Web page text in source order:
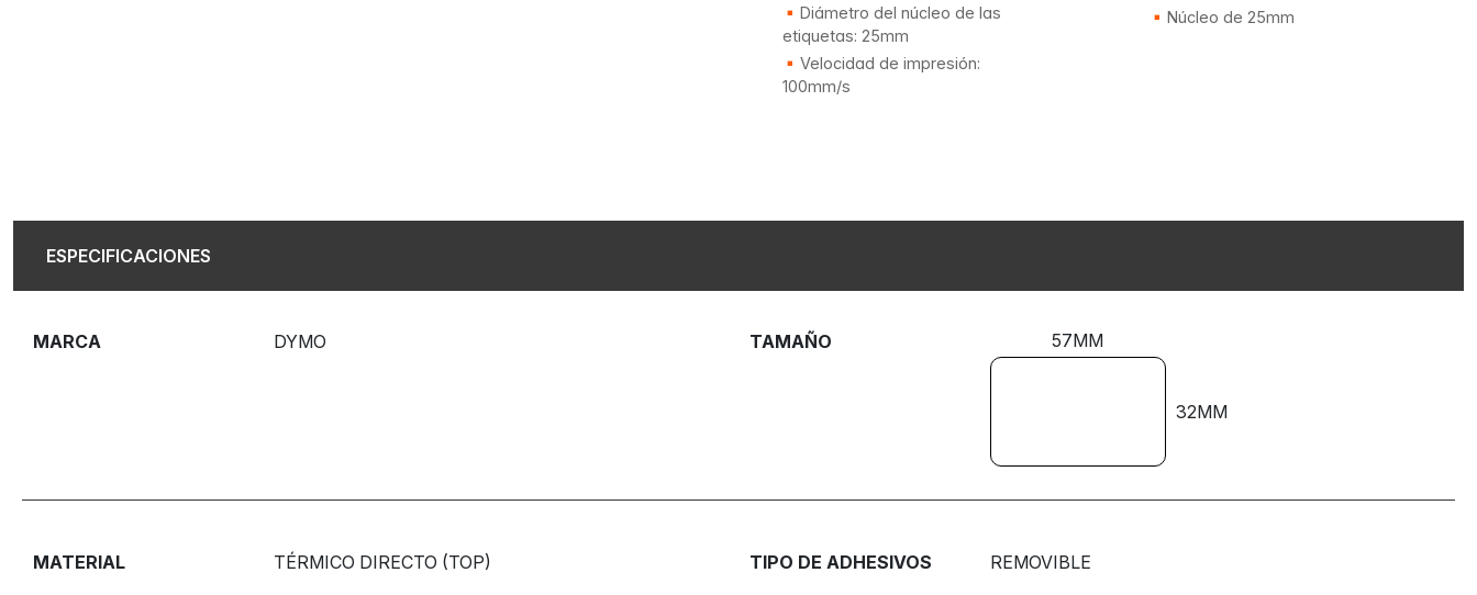
Diámetro del núcleo de las
etiquetas: 25mm
Velocidad de impresión:
100mm/s
Núcleo de 25mm
ESPECIFICACIONES
MARCA DYMO TAMAÑO 57MM
32MM
MATERIAL TÉRMICO DIRECTO (TOP) TIPO DE ADHESIVOS REMOVIBLE